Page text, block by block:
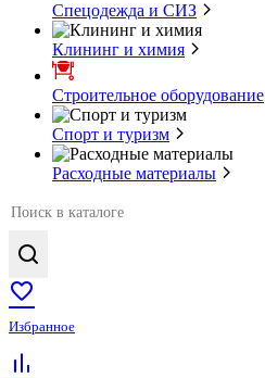
Спецодежда и СИЗ
Клининг и химия
Строительное оборудование
Спорт и туризм
Расходные материалы
Избранное